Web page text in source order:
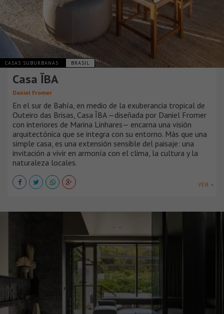
CASAS SUBURBANAS BRASIL
Casa ĪBA
Daniel Fromer
En el sur de Bahía, en medio de la exuberancia tropical de
Outeiro das Brisas, Casa ĪBA —diseñada por Daniel Fromer
con interiores de Marina Linhares— encarna una visión
arquitectónica que se integra con su entorno. Más que una
simple casa, es una extensión sensible del paisaje: una
invitación a vivir en armonía con el clima, la cultura y la
naturaleza locales.
VER +